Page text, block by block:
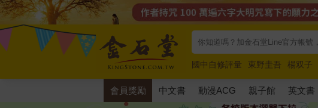
國中自修評量 東野圭吾 楊双子
唯紅花綻放
奧德賽 路邊攤新作
會員獎勵 中文書 動漫ACG 親子館 英文書